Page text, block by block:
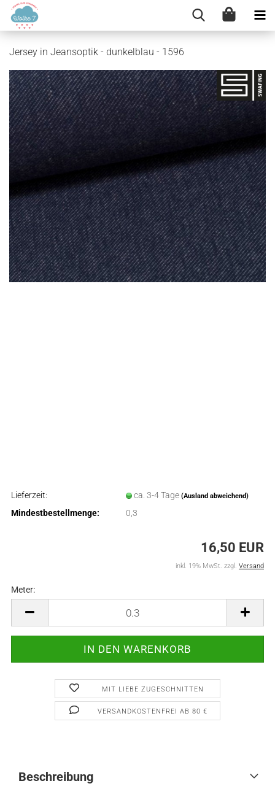
Jersey in Jeansoptik - dunkelblau - 1596
Lieferzeit: ca. 3-4 Tage (Ausland abweichend)
Mindestbestellmenge: 0,3
16,50 EUR
inkl. 19% MwSt. zzgl. Versand
Meter:
MIT LIEBE ZUGESCHNITTEN
VERSANDKOSTENFREI AB 80 €
Beschreibung